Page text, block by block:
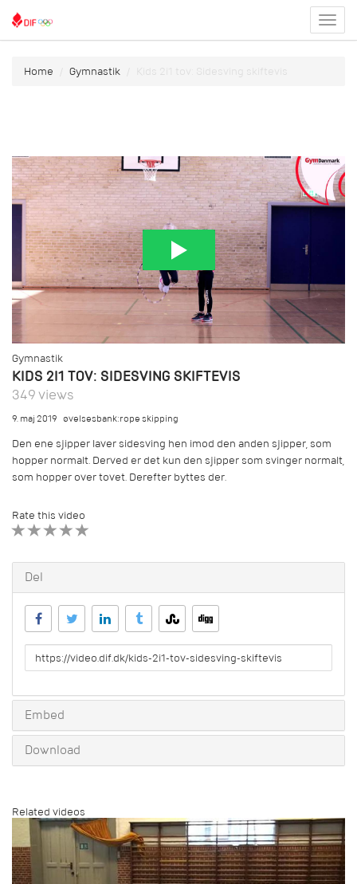
menu
Home Gymnastik Kids 2i1 tov: Sidesving skiftevis
Gymnastik
KIDS 2I1 TOV: SIDESVING SKIFTEVIS
349 views
9. maj 2019 øvelsesbank:rope skipping
Den ene sjipper laver sidesving hen imod den anden sjipper, som
hopper normalt. Derved er det kun den sjipper som svinger normalt,
som hopper over tovet. Derefter byttes der.
Rate this video
Del
URL
to
Embed
Download
Related videos